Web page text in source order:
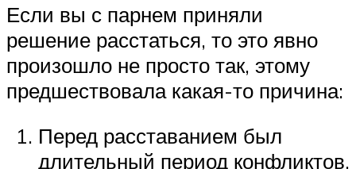
Если вы с парнем приняли
решение расстаться, то это явно
произошло не просто так, этому
предшествовала какая-то причина:
Перед расставанием был
длительный период конфликтов.